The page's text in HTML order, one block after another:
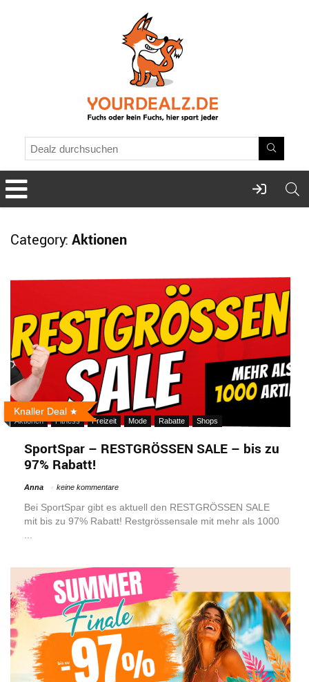
Category: Aktionen
Knaller Deal
Aktionen Fitness Freizeit Mode Rabatte Shops
SportSpar – RESTGRÖSSEN SALE – bis zu
97% Rabatt!
Anna keine kommentare
Bei SportSpar gibt es aktuell den RESTGRÖSSEN SALE
mit bis zu 97% Rabatt! Restgrössensale mit mehr als 1000